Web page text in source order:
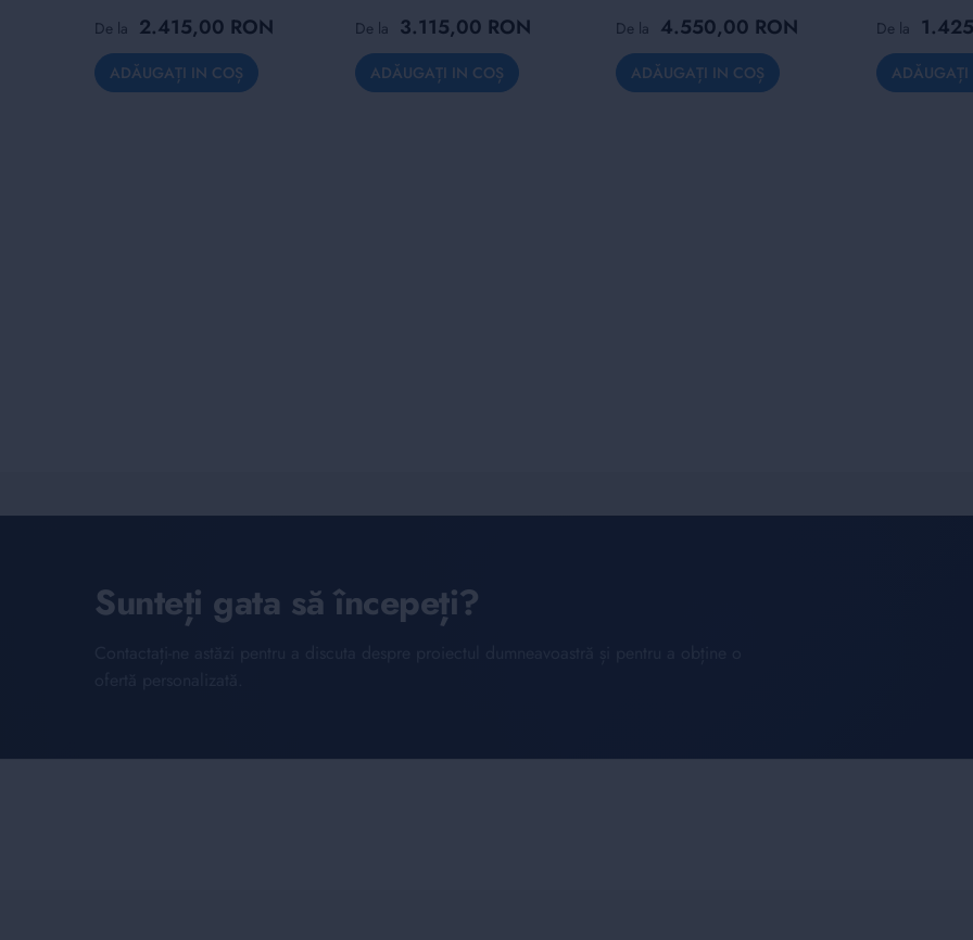
De la 2.415,00 RON
ADĂUGAȚI IN COȘ
De la 3.115,00 RON
ADĂUGAȚI IN COȘ
De la 4.550,00 RON
ADĂUGAȚI IN COȘ
De la
ADĂUGAȚI
Sunteți gata să începeți?